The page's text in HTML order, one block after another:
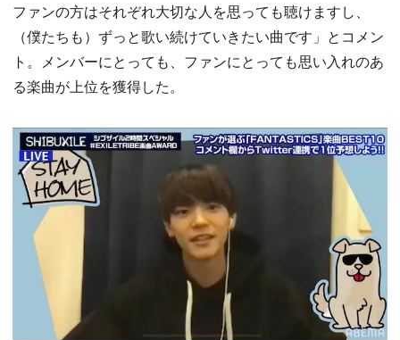
ファンの方はそれぞれ大切な人を思っても聴けますし、
（僕たちも）ずっと歌い続けていきたい曲です」とコメン
ト。メンバーにとっても、ファンにとっても思い入れのあ
る楽曲が上位を獲得した。